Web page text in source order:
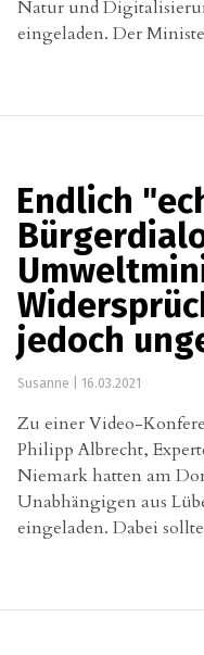
Natur und
eingeladen. Der
Endlich
jedoch
Susanne 16.03.2021
Zu einer Video-
Philipp Albrecht,
Niemark hatten am
Unabhängigen aus
eingeladen. Dabei